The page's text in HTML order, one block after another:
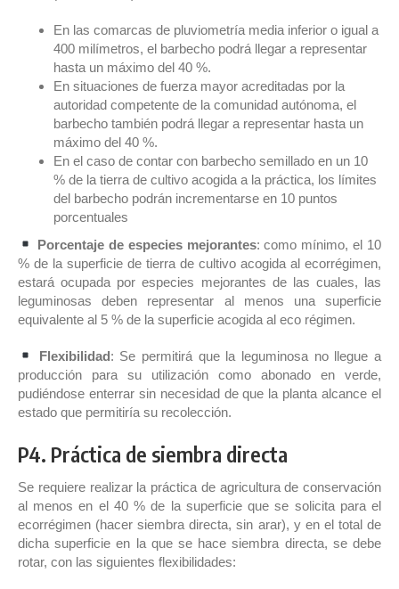
En las comarcas de pluviometría media inferior o igual a
400 milímetros, el barbecho podrá llegar a representar
hasta un máximo del 40 %.
En situaciones de fuerza mayor acreditadas por la
autoridad competente de la comunidad autónoma, el
barbecho también podrá llegar a representar hasta un
máximo del 40 %.
En el caso de contar con barbecho semillado en un 10
% de la tierra de cultivo acogida a la práctica, los límites
del barbecho podrán incrementarse en 10 puntos
porcentuales
Porcentaje de especies mejorantes: como mínimo, el 10
% de la superficie de tierra de cultivo acogida al ecorrégimen,
estará ocupada por especies mejorantes de las cuales, las
leguminosas deben representar al menos una superficie
equivalente al 5 % de la superficie acogida al eco régimen.
Flexibilidad: Se permitirá que la leguminosa no llegue a
producción para su utilización como abonado en verde,
pudiéndose enterrar sin necesidad de que la planta alcance el
estado que permitiría su recolección.
P4. Práctica de siembra directa
Se requiere realizar la práctica de agricultura de conservación
al menos en el 40 % de la superficie que se solicita para el
ecorrégimen (hacer siembra directa, sin arar), y en el total de
dicha superficie en la que se hace siembra directa, se debe
rotar, con las siguientes flexibilidades: